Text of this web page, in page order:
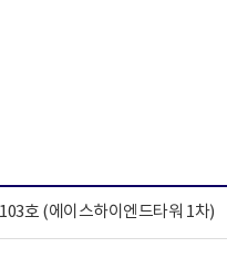
호 (에이스하이엔드타워 1차)